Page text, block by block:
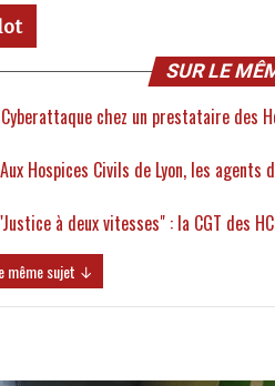
SUR LE
Cyberattaque chez un prestataire des
Aux Hospices Civils de Lyon, les
"Justice à deux vitesses" : la CGT des
même sujet ↓